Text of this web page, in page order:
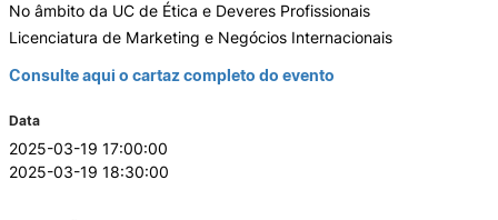
Eco-Escola & Eco-Campus
No âmbito da UC de Ética e Deveres Profissionais
Licenciatura de Marketing e Negócios Internacionais
Consulte aqui o cartaz completo do evento
Data
2025-03-19 17:00:00
2025-03-19 18:30:00